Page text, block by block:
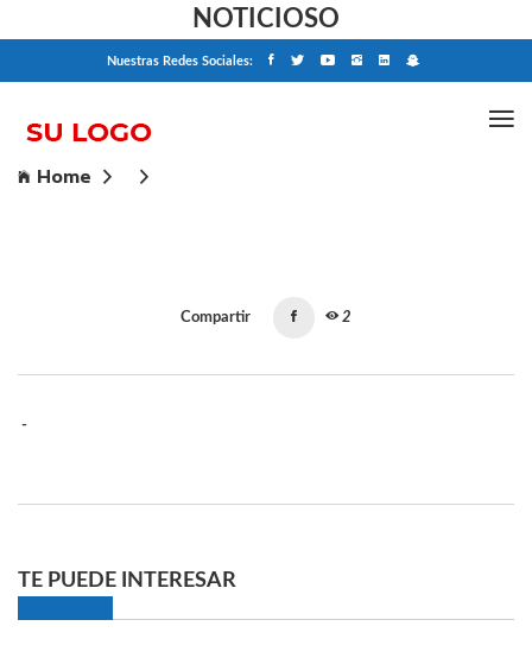
NOTICIOSO
Nuestras Redes Sociales:
Home
Compartir 2
-
TE PUEDE INTERESAR